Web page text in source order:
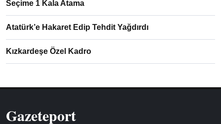
Seçime 1 Kala Atama
Atatürk’e Hakaret Edip Tehdit Yağdırdı
Kızkardeşe Özel Kadro
Gazeteport